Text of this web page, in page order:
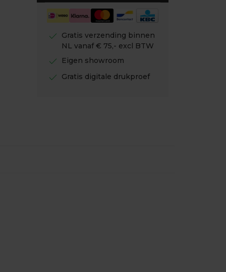
check
Gratis verzending binnen
NL vanaf € 75,- excl BTW
check Eigen showroom
check Gratis digitale drukproef